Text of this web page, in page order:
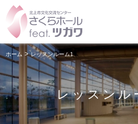
レッスンル
ホーム >レッスンルーム1